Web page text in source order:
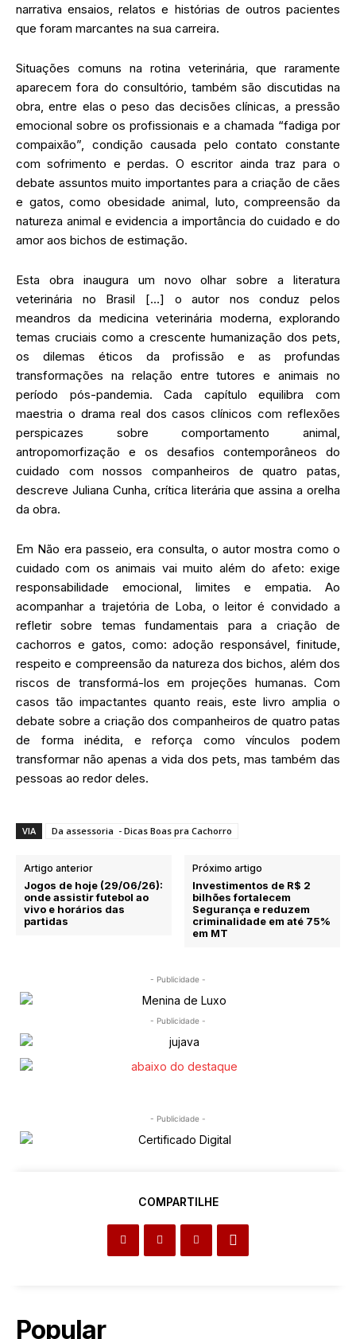
narrativa ensaios, relatos e histórias de outros pacientes
que foram marcantes na sua carreira.
Situações comuns na rotina veterinária, que raramente
aparecem fora do consultório, também são discutidas na
obra, entre elas o peso das decisões clínicas, a pressão
emocional sobre os profissionais e a chamada “fadiga por
compaixão”, condição causada pelo contato constante
com sofrimento e perdas. O escritor ainda traz para o
debate assuntos muito importantes para a criação de cães
e gatos, como obesidade animal, luto, compreensão da
natureza animal e evidencia a importância do cuidado e do
amor aos bichos de estimação.
Esta obra inaugura um novo olhar sobre a literatura
veterinária no Brasil […] o autor nos conduz pelos
meandros da medicina veterinária moderna, explorando
temas cruciais como a crescente humanização dos pets,
os dilemas éticos da profissão e as profundas
transformações na relação entre tutores e animais no
período pós-pandemia. Cada capítulo equilibra com
maestria o drama real dos casos clínicos com reflexões
perspicazes sobre comportamento animal,
antropomorfização e os desafios contemporâneos do
cuidado com nossos companheiros de quatro patas,
descreve Juliana Cunha, crítica literária que assina a orelha
da obra.
Em Não era passeio, era consulta, o autor mostra como o
cuidado com os animais vai muito além do afeto: exige
responsabilidade emocional, limites e empatia. Ao
acompanhar a trajetória de Loba, o leitor é convidado a
refletir sobre temas fundamentais para a criação de
cachorros e gatos, como: adoção responsável, finitude,
respeito e compreensão da natureza dos bichos, além dos
riscos de transformá-los em projeções humanas. Com
casos tão impactantes quanto reais, este livro amplia o
debate sobre a criação dos companheiros de quatro patas
de forma inédita, e reforça como vínculos podem
transformar não apenas a vida dos pets, mas também das
pessoas ao redor deles.
VIA Da assessoria - Dicas Boas pra Cachorro
Artigo anterior
Jogos de hoje (29/06/26):
onde assistir futebol ao
vivo e horários das
partidas
Próximo artigo
Investimentos de R$ 2
bilhões fortalecem
Segurança e reduzem
criminalidade em até 75%
em MT
- Publicidade -
- Publicidade -
- Publicidade -
COMPARTILHE
Popular